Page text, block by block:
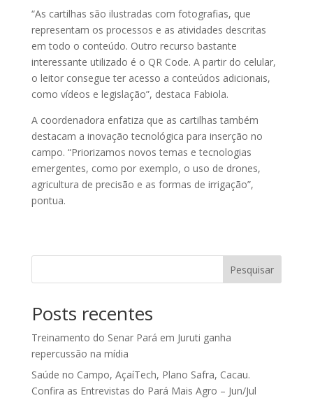
“As cartilhas são ilustradas com fotografias, que
representam os processos e as atividades descritas
em todo o conteúdo. Outro recurso bastante
interessante utilizado é o QR Code. A partir do celular,
o leitor consegue ter acesso a conteúdos adicionais,
como vídeos e legislação”, destaca Fabiola.
A coordenadora enfatiza que as cartilhas também
destacam a inovação tecnológica para inserção no
campo. “Priorizamos novos temas e tecnologias
emergentes, como por exemplo, o uso de drones,
agricultura de precisão e as formas de irrigação”,
pontua.
Pesquisar
Posts recentes
Treinamento do Senar Pará em Juruti ganha
repercussão na mídia
Saúde no Campo, AçaíTech, Plano Safra, Cacau.
Confira as Entrevistas do Pará Mais Agro – Jun/Jul